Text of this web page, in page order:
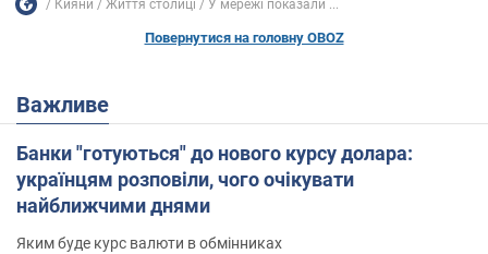
Кияни Життя столиці У мережі показали ...
Повернутися на головну OBOZ
Важливе
Банки "готуються" до нового курсу долара:
українцям розповіли, чого очікувати
найближчими днями
Яким буде курс валюти в обмінниках